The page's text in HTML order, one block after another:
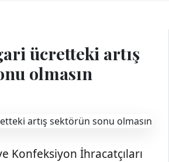
ücretteki artış
olmasın
Konfeksiyon İhracatçıları